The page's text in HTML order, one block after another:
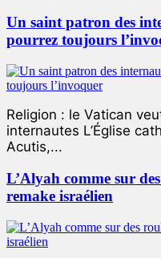
Un saint patron des
pourrez toujours
Religion : le Vatican
internautes L’Église
Acutis,...
L’Alyah comme sur
remake israélien